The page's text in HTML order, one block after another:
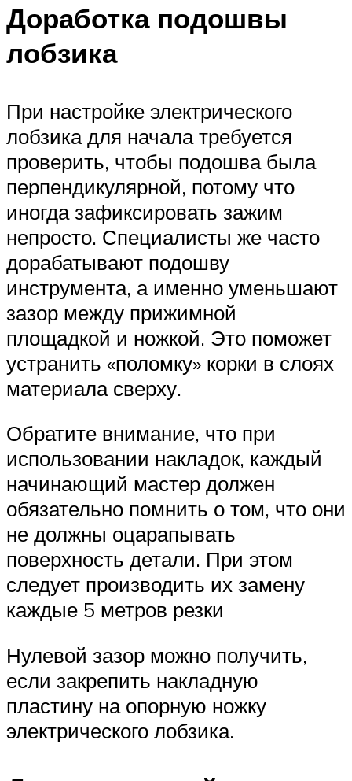
Доработка подошвы
лобзика
При настройке электрического
лобзика для начала требуется
проверить, чтобы подошва была
перпендикулярной, потому что
иногда зафиксировать зажим
непросто. Специалисты же часто
дорабатывают подошву
инструмента, а именно уменьшают
зазор между прижимной
площадкой и ножкой. Это поможет
устранить «поломку» корки в слоях
материала сверху.
Обратите внимание, что при
использовании накладок, каждый
начинающий мастер должен
обязательно помнить о том, что они
не должны оцарапывать
поверхность детали. При этом
следует производить их замену
каждые 5 метров резки
Нулевой зазор можно получить,
если закрепить накладную
пластину на опорную ножку
электрического лобзика.